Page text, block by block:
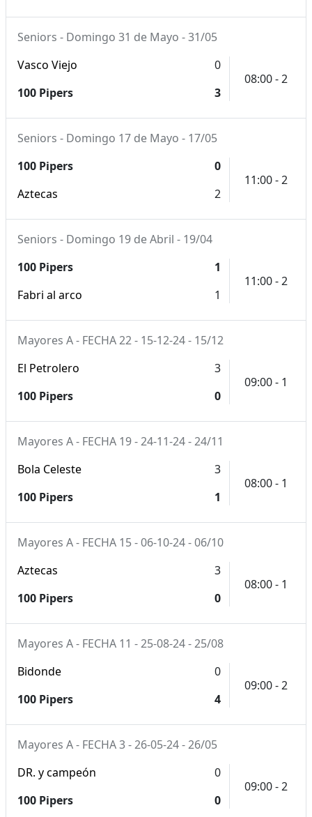
Seniors - Domingo 31 de Mayo - 31/05
Vasco Viejo
0
100 Pipers
3
08:00 - 2
Seniors - Domingo 17 de Mayo - 17/05
100 Pipers
0
Aztecas
2
11:00 - 2
Seniors - Domingo 19 de Abril - 19/04
100 Pipers
1
Fabri al arco
1
11:00 - 2
Mayores A - FECHA 22 - 15-12-24 - 15/12
El Petrolero
3
100 Pipers
0
09:00 - 1
Mayores A - FECHA 19 - 24-11-24 - 24/11
Bola Celeste
3
100 Pipers
1
08:00 - 1
Mayores A - FECHA 15 - 06-10-24 - 06/10
Aztecas
3
100 Pipers
0
08:00 - 1
Mayores A - FECHA 11 - 25-08-24 - 25/08
Bidonde
0
100 Pipers
4
09:00 - 2
Mayores A - FECHA 3 - 26-05-24 - 26/05
DR. y campeón
0
100 Pipers
0
09:00 - 2